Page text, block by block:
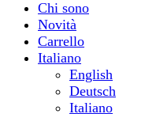
Chi sono
Novità
Carrello
Italiano
English
Deutsch
Italiano